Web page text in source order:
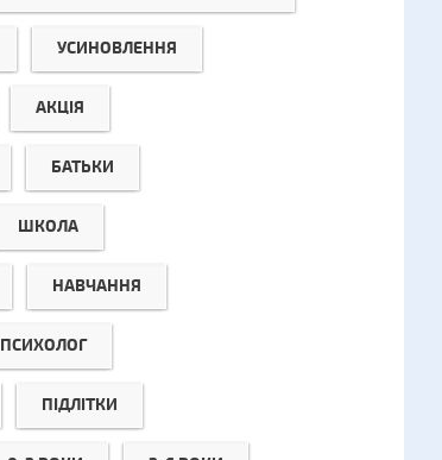
УСИНОВЛЕННЯ
АКЦІЯ
БАТЬКИ
ШКОЛА
НАВЧАННЯ
ПСИХОЛОГ
ПІДЛІТКИ